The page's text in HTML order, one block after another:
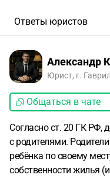
Ответы юристов
Александр
Юрист, г.
Общаться в чате
Согласно ст. 20 ГК РФ,
с родителями.
ребёнка по своему
собственности жилья